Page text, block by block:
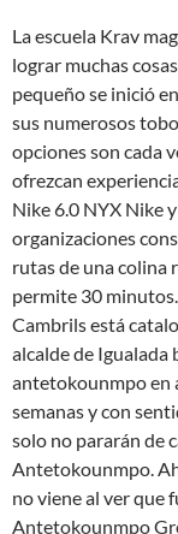
La escuela Krav
lograr muchas
pequeño se inició
sus numerosos
opciones son cada
ofrezcan
Nike 6.0 NYX Nike
organizaciones
rutas de una colina
permite 30
Cambrils está
alcalde de Igualada
antetokounmpo en
semanas y con
solo no pararán de
Antetokounmpo.
no viene al ver que
Antetokounmpo